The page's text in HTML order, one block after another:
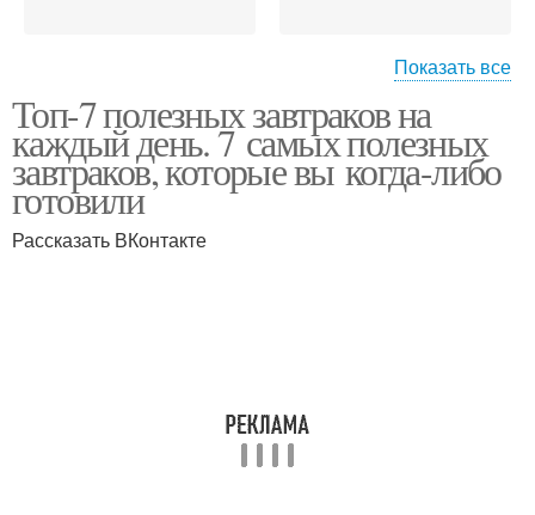
Питания для мужчин Завтраки с настасьей
Завтраки от настасьи
Показать все
Топ-7 полезных завтраков на
каждый день. 7 самых полезных
завтраков, которые вы когда-либо
готовили
Рассказать ВКонтакте